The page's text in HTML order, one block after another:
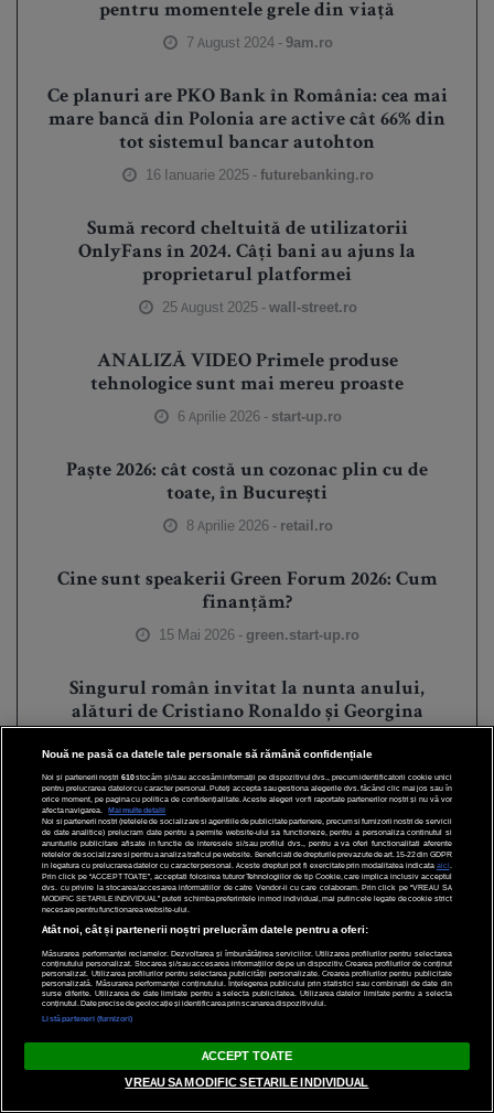
pentru momentele grele din viață
7 August 2024 -9am.ro
Ce planuri are PKO Bank în România: cea mai
mare bancă din Polonia are active cât 66% din
tot sistemul bancar autohton
16 Ianuarie 2025 -futurebanking.ro
Sumă record cheltuită de utilizatorii
OnlyFans în 2024. Câți bani au ajuns la
proprietarul platformei
25 August 2025 -wall-street.ro
ANALIZĂ VIDEO Primele produse
tehnologice sunt mai mereu proaste
6 Aprilie 2026 - start-up.ro
Paște 2026: cât costă un cozonac plin cu de
toate, în București
8 Aprilie 2026 - retail.ro
Cine sunt speakerii Green Forum 2026: Cum
finanțăm?
15 Mai 2026 - green.start-up.ro
Singurul român invitat la nunta anului,
alături de Cristiano Ronaldo și Georgina
Nouă ne pasă ca datele tale personale să rămână confidențiale
Noi și partenerii noștri 610stocăm și/sau accesăm informații pe dispozitivul dvs., precum identificatorii cookie unici
pentru prelucrarea datelor cu caracter personal. Puteți accepta sau gestiona alegerile dvs. făcând clic mai jos sau în
orice moment, pe pagina cu politica de confidențialitate. Aceste alegeri vor fi raportate partenerilor noștri și nu vă vor
afecta navigarea.
Mai multe detalii
Noi si partenerii nostri (retelele de socializare si agentiile de publicitate partenere, precum si furnizorii nostri de servicii
de date analitice) prelucram date pentru a permite website-ului sa functioneze, pentru a personaliza continutul si
anunturile publicitare afisate in functie de interesele si/sau profilul dvs., pentru a va oferi functionalitati aferente
retelelor de socializare si pentru a analiza traficul pe website. Beneficiati de drepturile prevazute de art. 15-22 din GDPR
in legatura cu prelucrarea datelor cu caracter personal. Aceste drepturi pot fi exercitate prin modalitatea indicata aici
Prin click pe “ACCEPT TOATE”, acceptati folosirea tuturor Tehnologiilor de tip Cookie, care implica inclusiv acceptul
dvs. cu privire la stocarea/accesarea informatiilor de catre Vendor-ii cu care colaboram. Prin click pe “VREAU SA
MODIFIC SETARILE INDIVIDUAL” puteti schimba preferintele in mod individual, mai putin cele legate de cookie strict
necesare pentru functionarea website-ului.
Atât noi, cât și partenerii noștri prelucrăm datele pentru a oferi:
Măsurarea performanței reclamelor. Dezvoltarea și îmbunătățirea serviciilor. Utilizarea profilurilor pentru selectarea
conținutului personalizat. Stocarea și/sau accesarea informațiilor de pe un dispozitiv. Crearea profilurilor de conținut
personalizat. Utilizarea profilurilor pentru selectarea publicității personalizate. Crearea profilurilor pentru publicitate
personalizată. Măsurarea performanței conținutului. Înțelegerea publicului prin statistici sau combinații de date din
surse diferite. Utilizarea de date limitate pentru a selecta publicitatea. Utilizarea datelor limitate pentru a selecta
conținutul. Date precise de geolocație și identificarea prin scanarea dispozitivului.
Listă parteneri (furnizori)
ACCEPT TOATE
VREAU SA MODIFIC SETARILE INDIVIDUAL